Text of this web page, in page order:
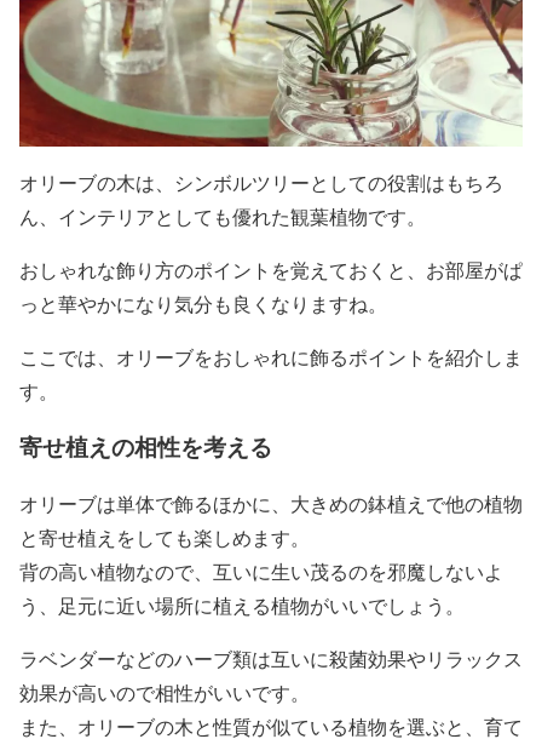
オリーブの木は、シンボルツリーとしての役割はもちろ
ん、インテリアとしても優れた観葉植物です。
おしゃれな飾り方のポイントを覚えておくと、お部屋がぱ
っと華やかになり気分も良くなりますね。
ここでは、オリーブをおしゃれに飾るポイントを紹介しま
す。
寄せ植えの相性を考える
オリーブは単体で飾るほかに、大きめの鉢植えで他の植物
と寄せ植えをしても楽しめます。
背の高い植物なので、互いに生い茂るのを邪魔しないよ
う、足元に近い場所に植える植物がいいでしょう。
ラベンダーなどのハーブ類は互いに殺菌効果やリラックス
効果が高いので相性がいいです。
また、オリーブの木と性質が似ている植物を選ぶと、育て